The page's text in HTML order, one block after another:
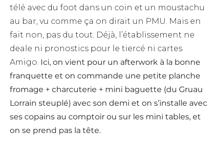
télé avec du foot dans un coin et un moustachu
au bar, vu comme ça on dirait un PMU. Mais en
fait non, pas du tout. Déjà, l’établissement ne
deale ni pronostics pour le tiercé ni cartes
Amigo. Ici, on vient pour un afterwork à la bonne
franquette et on commande une petite planche
fromage + charcuterie + mini baguette (du Gruau
Lorrain steuplé) avec son demi et on s’installe avec
ses copains au comptoir ou sur les mini tables, et
on se prend pas la tête.